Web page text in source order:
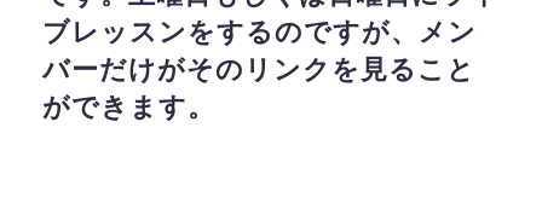
ブレッスンをするのですが、メン
バーだけがそのリンクを見ること
ができます。